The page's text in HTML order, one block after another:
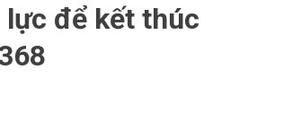
lực để kết thúc